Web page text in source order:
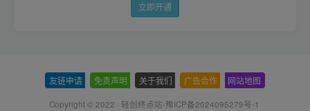
立即开通
友链申请 免责声明 关于我们 广告合作 网站地图
Copyright © 2022 · 轻创终点站-豫ICP备2024095279号-1